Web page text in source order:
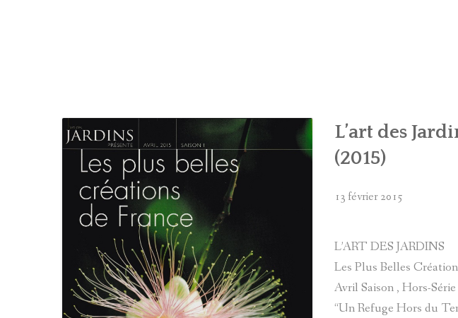
L’art des
(2015)
13 février 2015
L’ART DES JARDINS
Les Plus Belles
Avril Saison , Hors-Série
“Un Refuge Hors du